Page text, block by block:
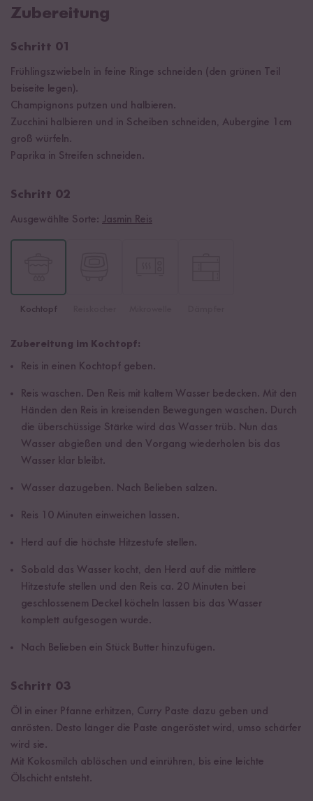
Zubereitung
Schritt 01
Frühlingszwiebeln in feine Ringe schneiden (den grünen Teil
beiseite legen).
Champignons putzen und halbieren.
Zucchini halbieren und in Scheiben schneiden, Aubergine 1cm
groß würfeln.
Paprika in Streifen schneiden.
Schritt 02
Ausgewählte Sorte: Jasmin Reis
Kochtopf
Zubereitung im Kochtopf:
Reis in einen Kochtopf geben.
Reis waschen. Den Reis mit kaltem Wasser bedecken. Mit den
Händen den Reis in kreisenden Bewegungen waschen. Durch
die überschüssige Stärke wird das Wasser trüb. Nun das
Wasser abgießen und den Vorgang wiederholen bis das
Wasser klar bleibt.
Wasser dazugeben. Nach Belieben salzen.
Reis 10 Minuten einweichen lassen.
Herd auf die höchste Hitzestufe stellen.
Sobald das Wasser kocht, den Herd auf die mittlere
Hitzestufe stellen und den Reis ca. 20 Minuten bei
geschlossenem Deckel köcheln lassen bis das Wasser
komplett aufgesogen wurde.
Nach Belieben ein Stück Butter hinzufügen.
Schritt 03
Öl in einer Pfanne erhitzen, Curry Paste dazu geben und
anrösten. Desto länger die Paste angeröstet wird, umso schärfer
wird sie.
Mit Kokosmilch ablöschen und einrühren, bis eine leichte
Ölschicht entsteht.